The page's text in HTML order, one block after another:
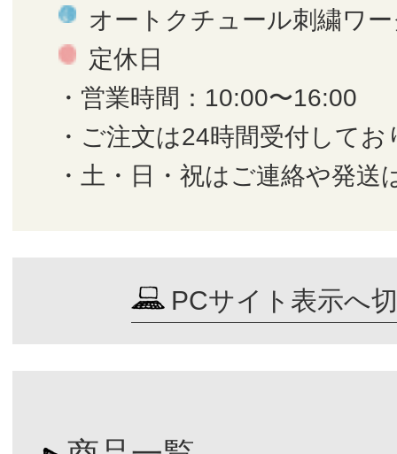
オートクチュール刺繍ワ
定休日
・営業時間：10:00〜16:00
・ご注文は24時間受付してお
・土・日・祝はご連絡や発送
PCサイト表示へ